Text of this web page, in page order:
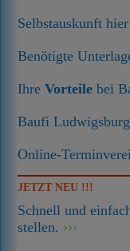
Selbstauskunft
Benötigte
IhreVorteile bei
Baufi
Online-
JETZT NEU !!!
Schnell und
stellen.